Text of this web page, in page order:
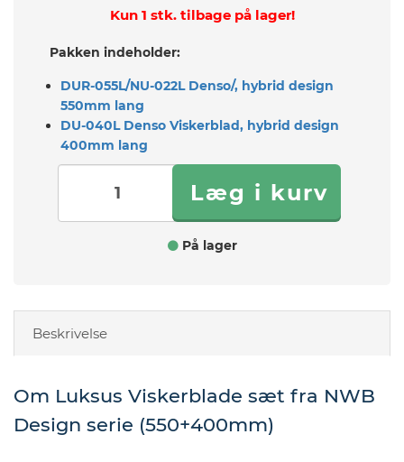
Kun 1 stk. tilbage på lager!
Pakken indeholder:
DUR-055L/NU-022L Denso/, hybrid design
550mm lang
DU-040L Denso Viskerblad, hybrid design
400mm lang
På lager
Beskrivelse
Om Luksus Viskerblade sæt fra NWB
Design serie (550+400mm)